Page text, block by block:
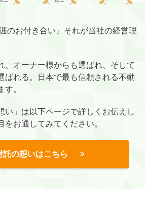
のお付き合い』それが当社の経営理
、オーナー様からも選ばれ、そして
ばれる。日本で最も信頼される不動
。
い」は以下ページで詳しくお伝えし
をお通してみてください。
託の想いはこちら